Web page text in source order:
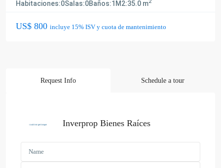
Habitaciones:0Salas:0Baños:1 M2:35.0 m2
US$ 800 incluye 15% ISV y cuota de mantenimiento
Request Info Schedule a tour
Inverprop Bienes Raíces